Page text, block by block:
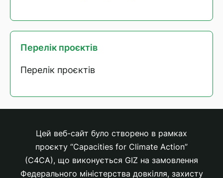
Перелік проєктів
Перелік проєктів
Цей веб-сайт було створено в рамках
проєкту “Capacities for Climate Action”
(C4CA), що виконується GIZ на замовлення
Федерального міністерства довкілля, захисту